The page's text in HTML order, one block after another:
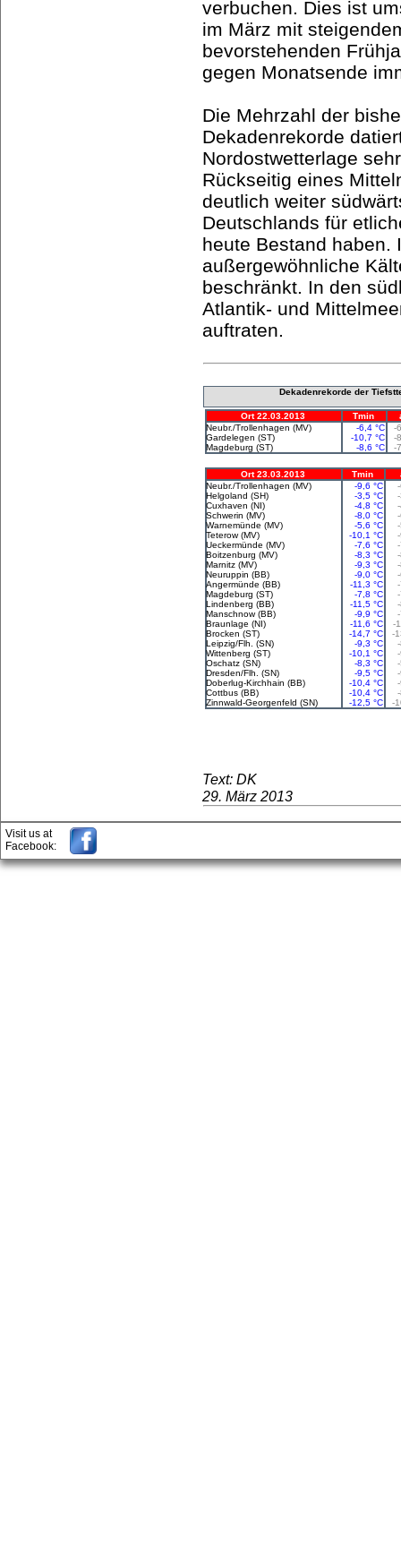
verbuchen. Dies ist
im März mit
bevorstehenden
gegen Monatsende
Die Mehrzahl der
Dekadenrekorde
Nordostwetterlage
Rückseitig eines
deutlich weiter
Deutschlands für
heute Bestand haben.
außergewöhnliche
beschränkt. In den
Atlantik- und
auftraten.
Dekadenrekorde der
Ort 22.03.2013 Tmin
Neubr./Trollenhagen (MV)
Gardelegen (ST)
Magdeburg (ST)
-6,4 °C
-10,7 °C
-8,6 °C
-
-
-
Ort 23.03.2013 Tmin
Neubr./Trollenhagen (MV)
Helgoland (SH)
Cuxhaven (NI)
Schwerin (MV)
Warnemünde (MV)
Teterow (MV)
Ueckermünde (MV)
Boitzenburg (MV)
Marnitz (MV)
Neuruppin (BB)
Angermünde (BB)
Magdeburg (ST)
Lindenberg (BB)
Manschnow (BB)
Braunlage (NI)
Brocken (ST)
Leipzig/Flh. (SN)
Wittenberg (ST)
Oschatz (SN)
Dresden/Flh. (SN)
Doberlug-Kirchhain (BB)
Cottbus (BB)
Zinnwald-Georgenfeld (SN)
-9,6 °C
-3,5 °C
-4,8 °C
-8,0 °C
-5,6 °C
-10,1 °C
-7,6 °C
-8,3 °C
-9,3 °C
-9,0 °C
-11,3 °C
-7,8 °C
-11,5 °C
-9,9 °C
-11,6 °C
-14,7 °C
-9,3 °C
-10,1 °C
-8,3 °C
-9,5 °C
-10,4 °C
-10,4 °C
-12,5 °C
-
-
-
Text: DK
29. März 2013
Visit us at
Facebook: